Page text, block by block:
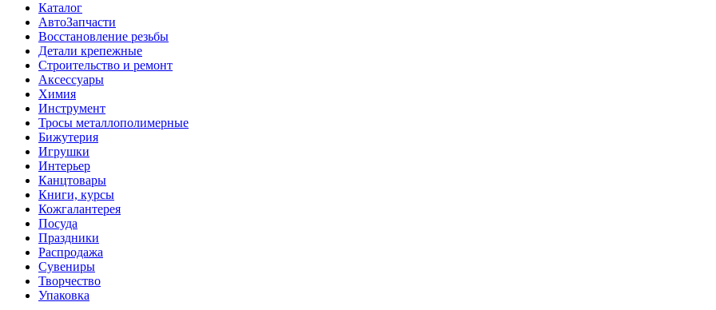
Каталог
АвтоЗапчасти
Восстановление резьбы
Детали крепежные
Строительство и ремонт
Аксессуары
Химия
Инструмент
Тросы металлополимерные
Бижутерия
Игрушки
Интерьер
Канцтовары
Книги, курсы
Кожгалантерея
Посуда
Праздники
Распродажа
Сувениры
Творчество
Упаковка